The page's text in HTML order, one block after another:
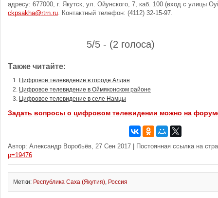
адресу: 677000, г. Якутск, ул. Ойунского, 7, каб. 100 (вход с улицы
ckpsakha@rtrn.ru. Контактный телефон: (4112) 32-15-97.
5/5 - (2 голоса)
Также читайте:
Цифровое телевидение в городе Алдан
Цифровое телевидение в Оймяконском районе
Цифровое телевидение в селе Намцы
Задать вопросы о цифровом телевидении можно на
Автор: Александр Воробьёв, 27 Сен 2017 | Постоянная ссылка на
p=19476
Метки: Республика Саха (Якутия), Россия